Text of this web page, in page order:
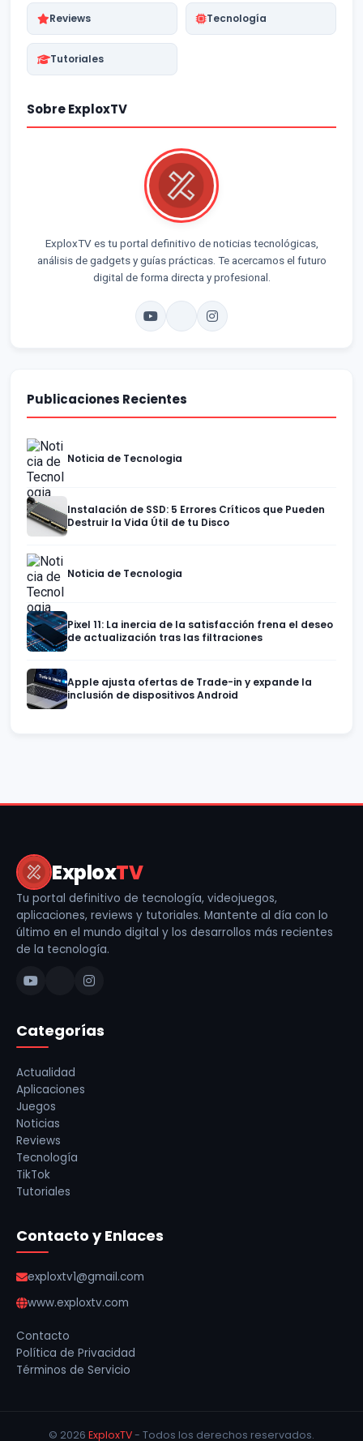
Reviews Tecnología
Tutoriales
Sobre ExploxTV
ExploxTV es tu portal definitivo de noticias tecnológicas,
análisis de gadgets y guías prácticas. Te acercamos el futuro
digital de forma directa y profesional.
Publicaciones Recientes
Noticia de Tecnologia
Instalación de SSD: 5 Errores Críticos que Pueden
Destruir la Vida Útil de tu Disco
Noticia de Tecnologia
Pixel 11: La inercia de la satisfacción frena el deseo
de actualización tras las filtraciones
Apple ajusta ofertas de Trade-in y expande la
inclusión de dispositivos Android
ExploxTV
Tu portal definitivo de tecnología, videojuegos,
aplicaciones, reviews y tutoriales. Mantente al día con lo
último en el mundo digital y los desarrollos más recientes
de la tecnología.
Categorías
Actualidad
Aplicaciones
Juegos
Noticias
Reviews
Tecnología
TikTok
Tutoriales
Contacto y Enlaces
exploxtv1@gmail.com
www.exploxtv.com
Contacto
Política de Privacidad
Términos de Servicio
© 2026 ExploxTV- Todos los derechos reservados.